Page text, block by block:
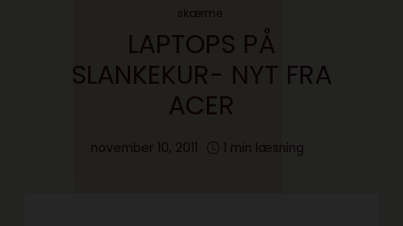
skærme
LAPTOPS PÅ
SLANKEKUR- NYT FRA
ACER
november 10, 2011 1 min læsning